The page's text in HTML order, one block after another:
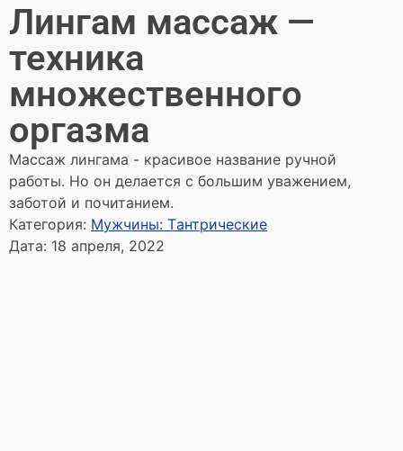
Лингам массаж —
техника
множественного
оргазма
Массаж лингама - красивое название ручной
работы. Но он делается с большим уважением,
заботой и почитанием.
Категория: Мужчины: Tантрические
Дата: 18 апреля, 2022